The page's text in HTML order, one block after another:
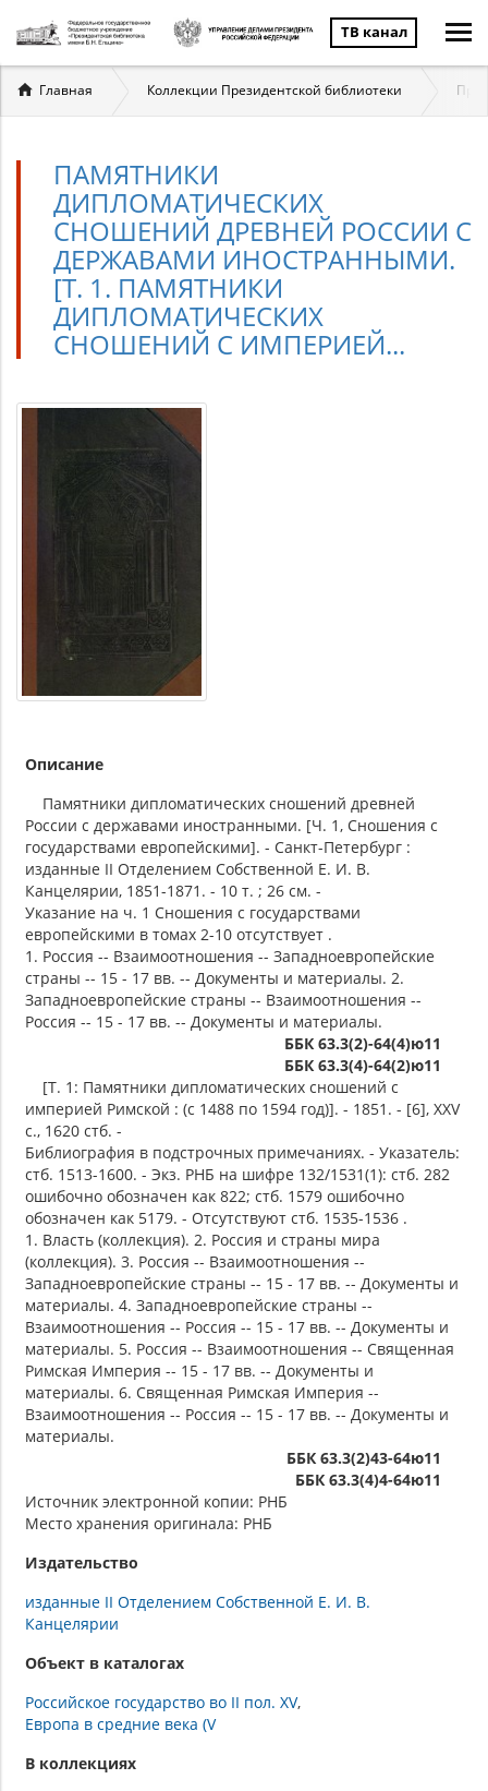
ТВ канал
Вы
здесь
Главная Коллекции Президентской библиотеки
ПАМЯТНИКИ
ДИПЛОМАТИЧЕСКИХ
СНОШЕНИЙ ДРЕВНЕЙ РОССИИ С
ДЕРЖАВАМИ ИНОСТРАННЫМИ.
[Т. 1. ПАМЯТНИКИ
ДИПЛОМАТИЧЕСКИХ
СНОШЕНИЙ С ИМПЕРИЕЙ...
Описание
Памятники дипломатических сношений древней
России с державами иностранными. [Ч. 1, Сношения с
государствами европейскими]. - Санкт-Петербург :
изданные II Отделением Собственной Е. И. В.
Канцелярии, 1851-1871. - 10 т. ; 26 см. -
Указание на ч. 1 Сношения с государствами
европейскими в томах 2-10 отсутствует .
1. Россия -- Взаимоотношения -- Западноевропейские
страны -- 15 - 17 вв. -- Документы и материалы. 2.
Западноевропейские страны -- Взаимоотношения --
Россия -- 15 - 17 вв. -- Документы и материалы.
ББК 63.3(2)-64(4)ю11
ББК 63.3(4)-64(2)ю11
[Т. 1: Памятники дипломатических сношений с
империей Римской : (с 1488 по 1594 год)]. - 1851. - [6], XXV
с., 1620 стб. -
Библиография в подстрочных примечаниях. - Указатель:
стб. 1513-1600. - Экз. РНБ на шифре 132/1531(1): стб. 282
ошибочно обозначен как 822; стб. 1579 ошибочно
обозначен как 5179. - Отсутствуют стб. 1535-1536 .
1. Власть (коллекция). 2. Россия и страны мира
(коллекция). 3. Россия -- Взаимоотношения --
Западноевропейские страны -- 15 - 17 вв. -- Документы и
материалы. 4. Западноевропейские страны --
Взаимоотношения -- Россия -- 15 - 17 вв. -- Документы и
материалы. 5. Россия -- Взаимоотношения -- Священная
Римская Империя -- 15 - 17 вв. -- Документы и
материалы. 6. Священная Римская Империя --
Взаимоотношения -- Россия -- 15 - 17 вв. -- Документы и
материалы.
ББК 63.3(2)43-64ю11
ББК 63.3(4)4-64ю11
Источник электронной копии: РНБ
Место хранения оригинала: РНБ
Издательство
изданные II Отделением Собственной Е. И. В.
Канцелярии
Объект в каталогах
Российское государство во II пол. XV
Европа в средние века (V
В коллекциях